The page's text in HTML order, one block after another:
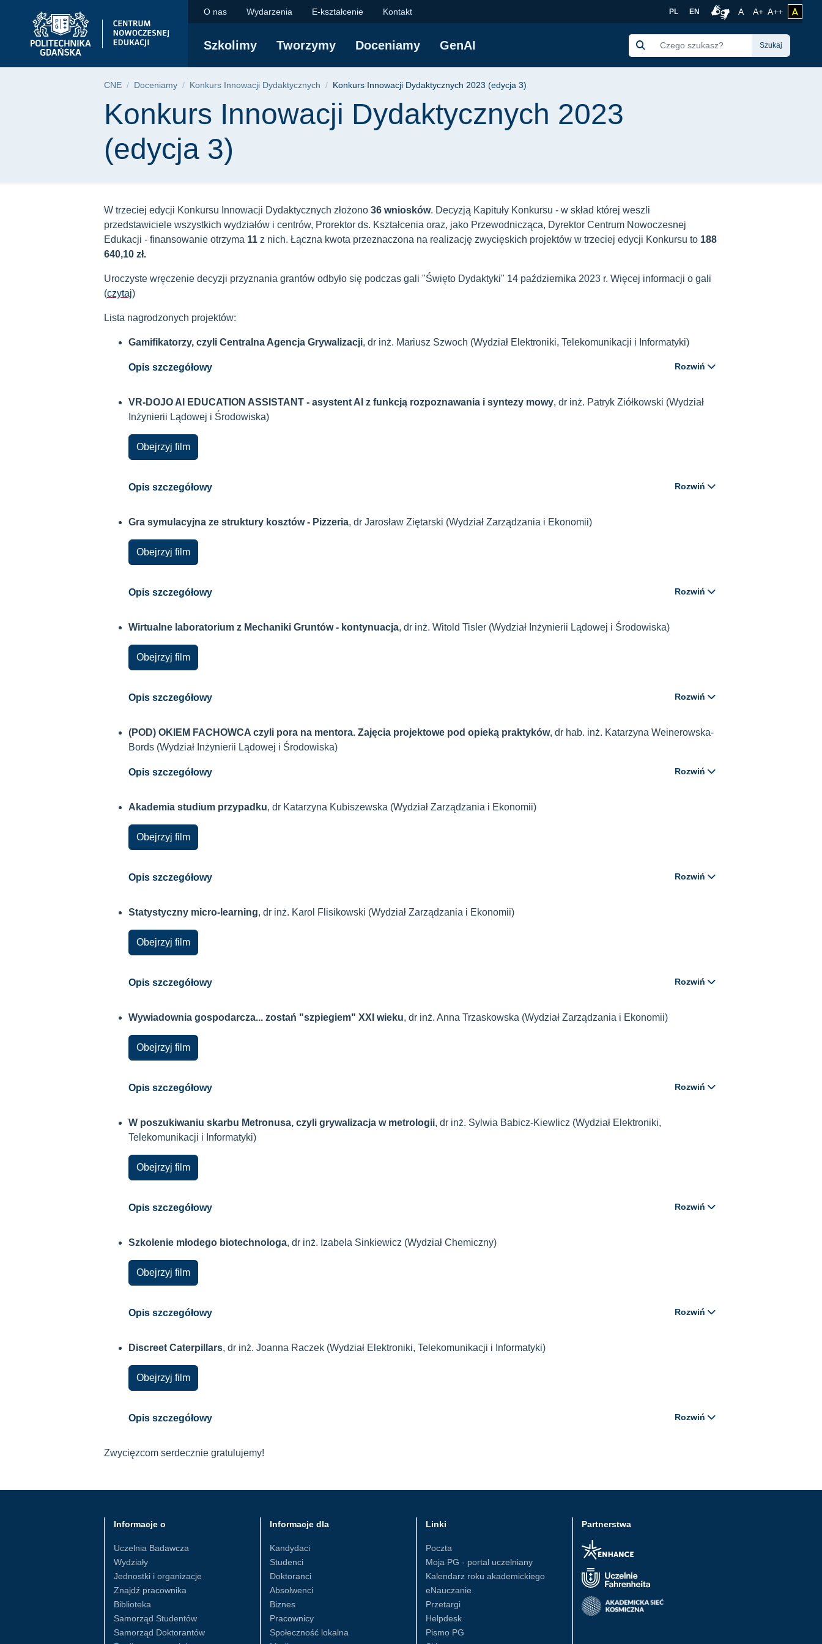
głównego
wyszukiwarki
Konkurs Innowacji Dydaktycznych 2023 (edycja 3) | Centrum
O nas Wydarzenia E-kształcenie Kontakt PL EN ARozmiar czcionki
A+Czcionka
A++Czcionka
Szkolimy Tworzymy Doceniamy GenAI Szukaj
Ścieżka nawigacyjna
CNE Doceniamy Konkurs Innowacji Dydaktycznych Konkurs Innowacji Dydaktycznych 2023 (edycja 3)
Treść strony
Konkurs Innowacji Dydaktycznych 2023
(edycja 3)
W trzeciej edycji Konkursu Innowacji Dydaktycznych złożono 36 wniosków. Decyzją Kapituły Konkursu - w skład której weszli
przedstawiciele wszystkich wydziałów i centrów, Prorektor ds. Kształcenia oraz, jako Przewodnicząca, Dyrektor Centrum Nowoczesnej
Edukacji - finansowanie otrzyma 11 z nich. Łączna kwota przeznaczona na realizację zwycięskich projektów w trzeciej edycji Konkursu to 188
640,10 zł.
Uroczyste wręczenie decyzji przyznania grantów odbyło się podczas gali "Święto Dydaktyki" 14 października 2023 r. Więcej informacji o gali
(czytaj)
Lista nagrodzonych projektów:
Gamifikatorzy, czyli Centralna Agencja Grywalizacji, dr inż. Mariusz Szwoch (Wydział Elektroniki, Telekomunikacji i Informatyki)
Opis szczegółowy Rozwiń
VR-DOJO AI EDUCATION ASSISTANT - asystent AI z funkcją rozpoznawania i syntezy mowy, dr inż. Patryk Ziółkowski (Wydział
Inżynierii Lądowej i Środowiska)
Obejrzyj film
Opis szczegółowy Rozwiń
Gra symulacyjna ze struktury kosztów - Pizzeria, dr Jarosław Ziętarski (Wydział Zarządzania i Ekonomii)
Obejrzyj film
Opis szczegółowy Rozwiń
Wirtualne laboratorium z Mechaniki Gruntów - kontynuacja, dr inż. Witold Tisler (Wydział Inżynierii Lądowej i Środowiska)
Obejrzyj film
Opis szczegółowy Rozwiń
(POD) OKIEM FACHOWCA czyli pora na mentora. Zajęcia projektowe pod opieką praktyków, dr hab. inż. Katarzyna Weinerowska-
Bords (Wydział Inżynierii Lądowej i Środowiska)
Opis szczegółowy Rozwiń
Akademia studium przypadku, dr Katarzyna Kubiszewska (Wydział Zarządzania i Ekonomii)
Obejrzyj film
Opis szczegółowy Rozwiń
Statystyczny micro-learning, dr inż. Karol Flisikowski (Wydział Zarządzania i Ekonomii)
Obejrzyj film
Opis szczegółowy Rozwiń
Wywiadownia gospodarcza... zostań "szpiegiem" XXI wieku, dr inż. Anna Trzaskowska (Wydział Zarządzania i Ekonomii)
Obejrzyj film
Opis szczegółowy Rozwiń
W poszukiwaniu skarbu Metronusa, czyli grywalizacja w metrologii, dr inż. Sylwia Babicz-Kiewlicz (Wydział Elektroniki,
Telekomunikacji i Informatyki)
Obejrzyj film
Opis szczegółowy Rozwiń
Szkolenie młodego biotechnologa, dr inż. Izabela Sinkiewicz (Wydział Chemiczny)
Obejrzyj film
Opis szczegółowy Rozwiń
Discreet Caterpillars, dr inż. Joanna Raczek (Wydział Elektroniki, Telekomunikacji i Informatyki)
Obejrzyj film
Opis szczegółowy Rozwiń
Zwycięzcom serdecznie gratulujemy!
Partnerstwa
Informacje o
Uczelnia Badawcza
Wydziały
Jednostki i organizacje
Znajdź pracownika
Biblioteka
Samorząd Studentów
Samorząd Doktorantów
Informacje dla
Kandydaci
Studenci
Doktoranci
Absolwenci
Biznes
Pracownicy
Społeczność lokalna
Linki
Poczta
Moja PG - portal uczelniany
Kalendarz roku akademickiego
eNauczanie
Przetargi
Helpdesk
Pismo PG